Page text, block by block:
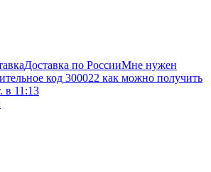
Доставка по РоссииМне нужен
код 300022 как можно получить
в 11:13